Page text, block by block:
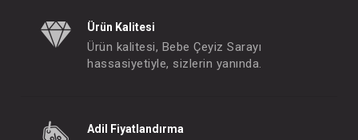
Ürün Kalitesi
Ürün kalitesi, Bebe Çeyiz Sarayı
hassasiyetiyle, sizlerin yanında.
Adil Fiyatlandırma